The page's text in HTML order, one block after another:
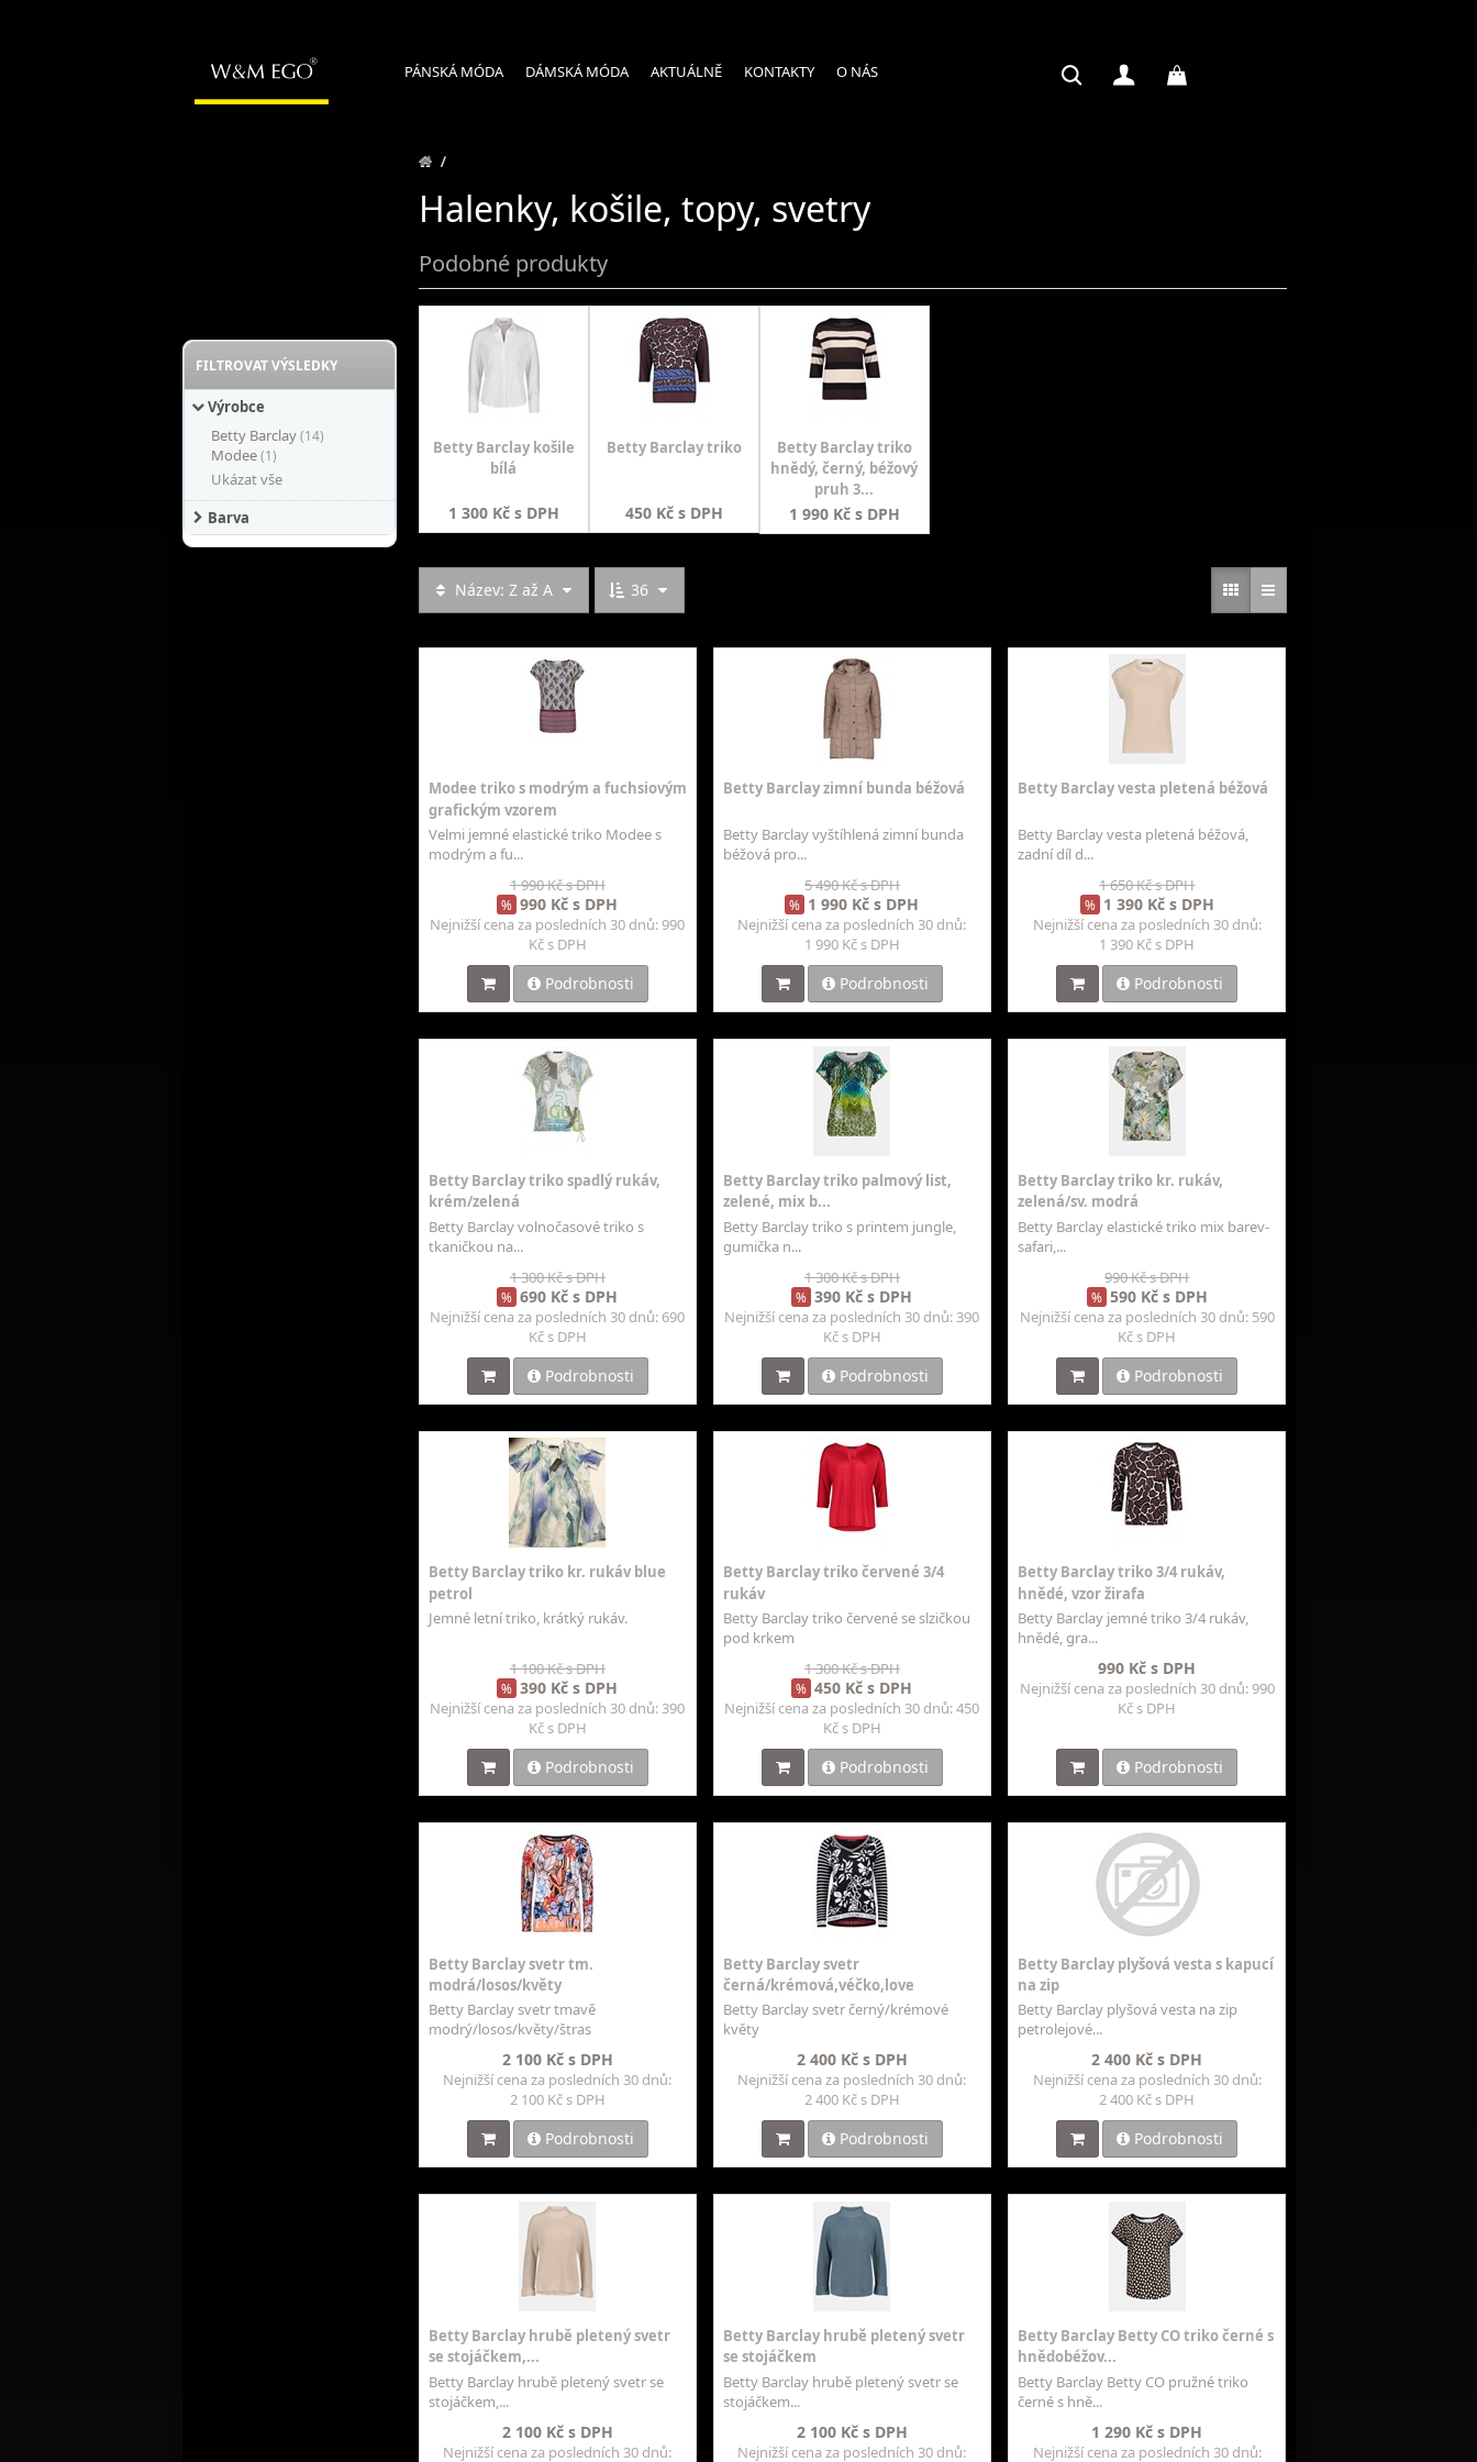
PÁNSKÁ MÓDA DÁMSKÁ MÓDA AKTUÁLNĚ KONTAKTY O NÁS
FILTROVAT VÝSLEDKY
Výrobce
Betty Barclay (14)
Modee (1)
Ukázat vše
Barva
/
Halenky, košile, topy, svetry
Podobné produkty
Betty Barclay košile
bílá
1 300 Kč s DPH
Betty Barclay triko
450 Kč s DPH
Betty Barclay triko
hnědý, černý, béžový
pruh 3...
1 990 Kč s DPH
Název: Z až A 36
Modee triko s modrým a fuchsiovým
grafickým vzorem
Velmi jemné elastické triko Modee s
modrým a fu...
1 990 Kč s DPH
% 990 Kč s DPH
Nejnižší cena za posledních 30 dnů: 990
Kč s DPH
Podrobnosti
Betty Barclay zimní bunda béžová
Betty Barclay vyštíhlená zimní bunda
béžová pro...
5 490 Kč s DPH
% 1 990 Kč s DPH
Nejnižší cena za posledních 30 dnů:
1 990 Kč s DPH
Podrobnosti
Betty Barclay vesta pletená béžová
Betty Barclay vesta pletená béžová,
zadní díl d...
1 650 Kč s DPH
% 1 390 Kč s DPH
Nejnižší cena za posledních 30 dnů:
1 390 Kč s DPH
Podrobnosti
Betty Barclay triko spadlý rukáv,
krém/zelená
Betty Barclay volnočasové triko s
tkaničkou na...
1 300 Kč s DPH
% 690 Kč s DPH
Nejnižší cena za posledních 30 dnů: 690
Kč s DPH
Podrobnosti
Betty Barclay triko palmový list,
zelené, mix b...
Betty Barclay triko s printem jungle,
gumička n...
1 300 Kč s DPH
% 390 Kč s DPH
Nejnižší cena za posledních 30 dnů: 390
Kč s DPH
Podrobnosti
Betty Barclay triko kr. rukáv,
zelená/sv. modrá
Betty Barclay elastické triko mix barev-
safari,...
990 Kč s DPH
% 590 Kč s DPH
Nejnižší cena za posledních 30 dnů: 590
Kč s DPH
Podrobnosti
Betty Barclay triko kr. rukáv blue
petrol
Jemné letní triko, krátký rukáv.
1 100 Kč s DPH
% 390 Kč s DPH
Nejnižší cena za posledních 30 dnů: 390
Kč s DPH
Podrobnosti
Betty Barclay triko červené 3/4
rukáv
Betty Barclay triko červené se slzičkou
pod krkem
1 300 Kč s DPH
% 450 Kč s DPH
Nejnižší cena za posledních 30 dnů: 450
Kč s DPH
Podrobnosti
Betty Barclay triko 3/4 rukáv,
hnědé, vzor žirafa
Betty Barclay jemné triko 3/4 rukáv,
hnědé, gra...
990 Kč s DPH
Nejnižší cena za posledních 30 dnů: 990
Kč s DPH
Podrobnosti
Betty Barclay svetr tm.
modrá/losos/květy
Betty Barclay svetr tmavě
modrý/losos/květy/štras
2 100 Kč s DPH
Nejnižší cena za posledních 30 dnů:
2 100 Kč s DPH
Podrobnosti
Betty Barclay svetr
černá/krémová,véčko,love
Betty Barclay svetr černý/krémové
květy
2 400 Kč s DPH
Nejnižší cena za posledních 30 dnů:
2 400 Kč s DPH
Podrobnosti
Betty Barclay plyšová vesta s kapucí
na zip
Betty Barclay plyšová vesta na zip
petrolejové...
2 400 Kč s DPH
Nejnižší cena za posledních 30 dnů:
2 400 Kč s DPH
Podrobnosti
Betty Barclay hrubě pletený svetr
se stojáčkem,...
Betty Barclay hrubě pletený svetr se
stojáčkem,...
2 100 Kč s DPH
Nejnižší cena za posledních 30 dnů:
Betty Barclay hrubě pletený svetr
se stojáčkem
Betty Barclay hrubě pletený svetr se
stojáčkem...
2 100 Kč s DPH
Nejnižší cena za posledních 30 dnů:
Betty Barclay Betty CO triko černé s
hnědobéžov...
Betty Barclay Betty CO pružné triko
černé s hně...
1 290 Kč s DPH
Nejnižší cena za posledních 30 dnů: